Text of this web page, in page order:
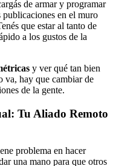
de armar y programar
publicaciones en el muro
que estar al tanto de
a los gustos de la
y ver qué tan bien
va, hay que cambiar de
de la gente.
Tu Aliado Remoto
problema en hacer
una mano para que otros